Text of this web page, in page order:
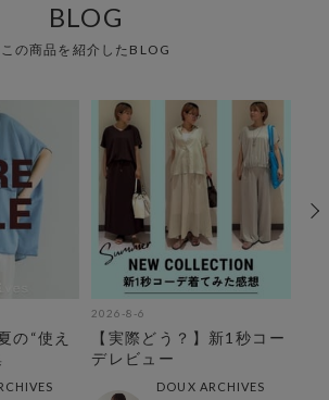
BLOG
この商品を紹介したBLOG
の“使え
2026-8-6
【実際どう？】新1秒コー
デレビュー
DOUX ARCHIVES